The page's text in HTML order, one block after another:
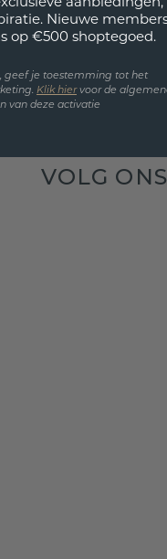
VOLG
Nieuwe
op €500 shoptegoed.
geef je toestemming tot het
Klik hiervoor de
van deze activatie